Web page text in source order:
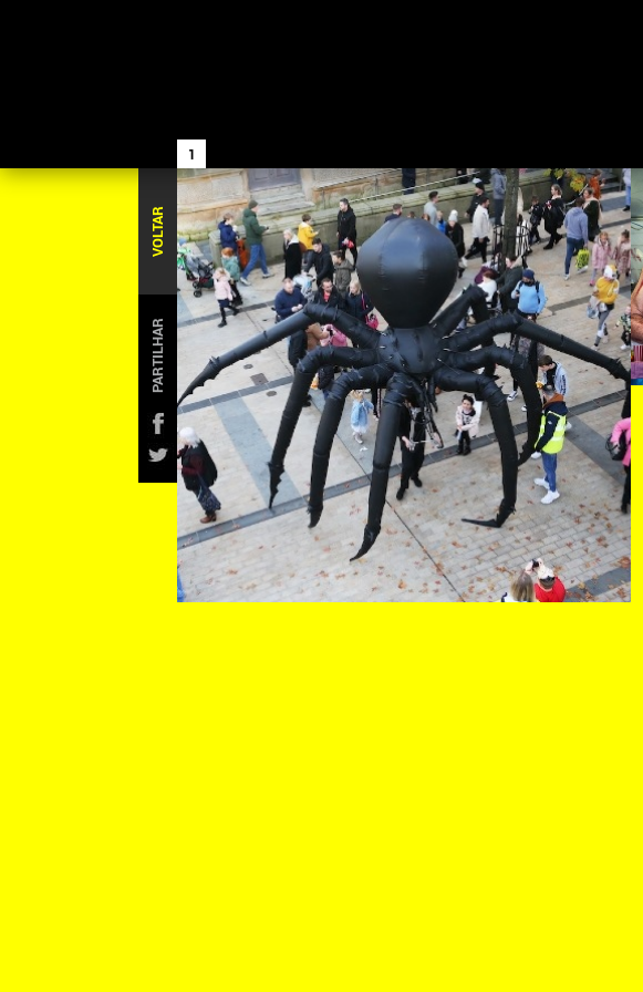
1
VOLTAR
PARTILHAR